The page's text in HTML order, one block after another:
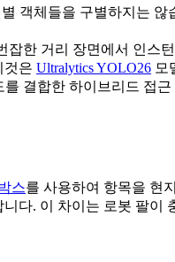
객체들을 구별하지는 않
잡한 거리 장면에서 인
것은 Ultralytics YOLO26 모
결합한 하이브리드 접
스를 사용하여 항목을 현
다. 이 차이는 로봇 팔이